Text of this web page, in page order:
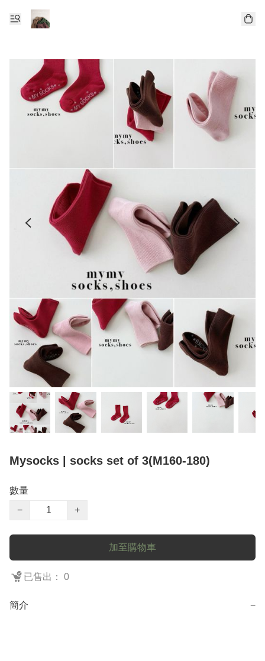
Mysocks | socks set of 3(M160-180)
數量
−
+
加至購物車
已售出： 0
簡介 −